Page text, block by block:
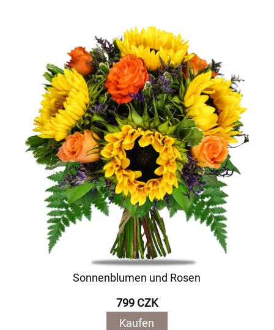
Sonnenblumen und Rosen
799 CZK
Kaufen